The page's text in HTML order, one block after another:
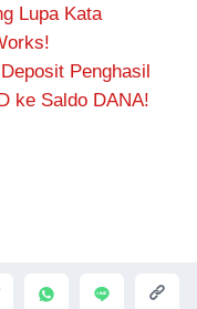
Lupa Kata
Penghasil
ke Saldo DANA!